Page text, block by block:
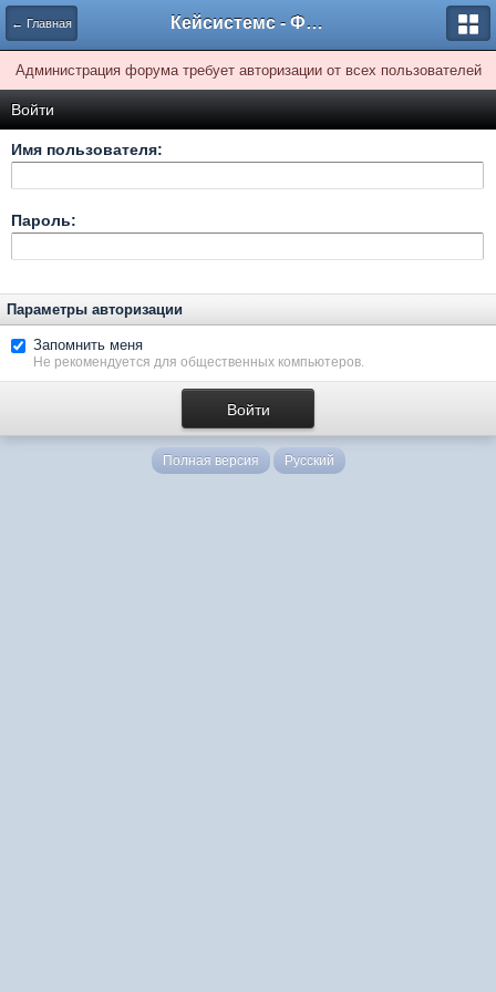
← Главная Кейсистемс - Форумы
Администрация форума требует авторизации от всех пользователей
Войти
Имя пользователя:
Пароль:
Параметры авторизации
Запомнить меня
Не рекомендуется для общественных компьютеров.
Полная версия Русский